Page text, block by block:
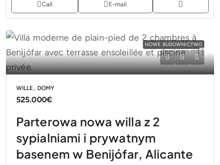
Call E-mail
NOWE BUDOWNICTWO
WILLE, DOMY
525.000€
Parterowa nowa willa z 2
sypialniami i prywatnym
basenem w Benijófar, Alicante